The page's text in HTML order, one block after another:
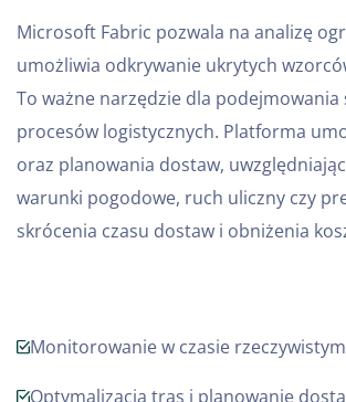
Microsoft Fabric pozwala na analizę
umożliwia odkrywanie ukrytych
To ważne narzędzie dla
procesów logistycznych. Platforma
oraz planowania dostaw,
warunki pogodowe, ruch uliczny czy
skrócenia czasu dostaw i obniżenia
Monitorowanie w czasie rzeczywistym
Optymalizacja tras i planowanie